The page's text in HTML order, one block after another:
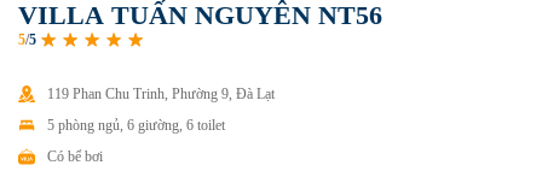
VILLA TUẤN NGUYÊN NT56
5/5
119 Phan Chu Trinh, Phường 9, Đà Lạt
5 phòng ngủ, 6 giường, 6 toilet
Có bể bơi